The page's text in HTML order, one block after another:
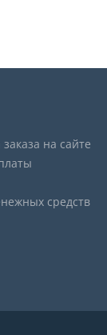
на сайте
средств